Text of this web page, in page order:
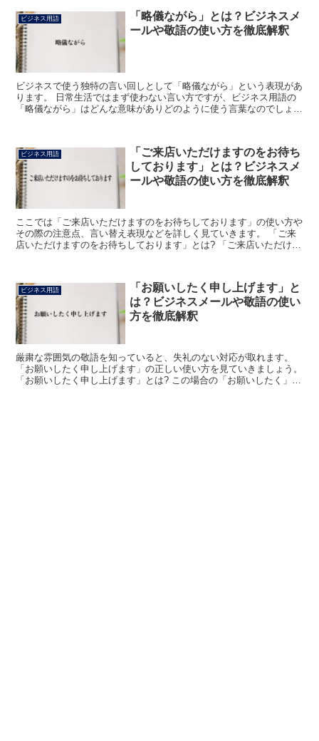
ビジネス用語
「略儀ながら」とは？ビジネスメ
ールや敬語の使い方を徹底解釈
ビジネスで使う独特の言い回しとして「略儀ながら」という表現があ
ります。 日常生活ではまず使わない言い方ですが、ビジネス用語の
「略儀ながら」はどんな意味がありどのように使う言葉なのでしょう
ビジネス用語
「ご来店いただけますのをお待ち
しております」とは？ビジネスメ
ールや敬語の使い方を徹底解釈
ここでは「ご来店いただけますのをお待ちしております」の使い方や
その際の注意点、言い替え表現などを詳しく見ていきます。 「ご来
店いただけますのをお待ちしております」とは? 「ご来店いただけま
ビジネス用語
「お願いしたく申し上げます」と
は？ビジネスメールや敬語の使い
方を徹底解釈
厳粛な雰囲気の敬語を知っていると、失礼のない対応が取れます。
「お願いしたく申し上げます」の正しい使い方を見ていきましょう。
「お願いしたく申し上げます」とは? この場合の「お願いしたく」と